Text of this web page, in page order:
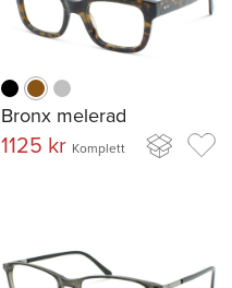
Bronx melerad
1125 kr Komplett